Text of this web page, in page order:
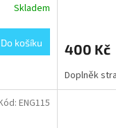
Skladem
Do košíku 400 Kč
Doplněk
ENG115